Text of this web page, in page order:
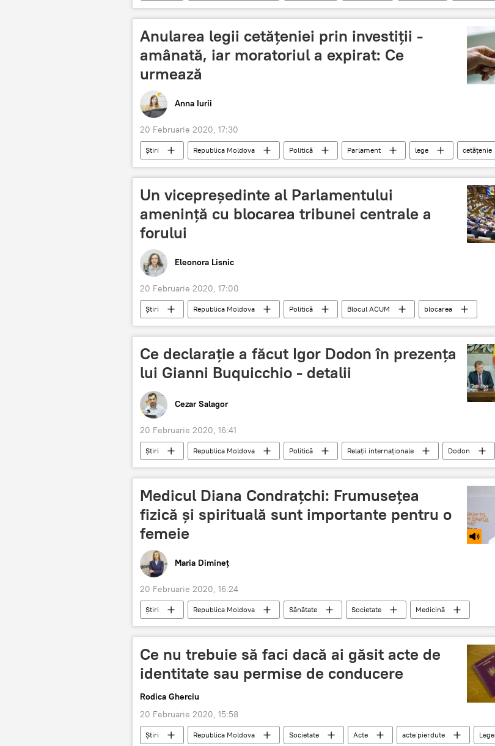
Anularea legii cetățeniei prin investiții -
amânată, iar moratoriul a expirat: Ce
urmează
Anna Iurii
20 Februarie 2020, 17:30
Știri Republica Moldova Politică Parlament lege
cetățenie
investiții
Un vicepreședinte al Parlamentului
amenință cu blocarea tribunei centrale a
forului
Eleonora Lisnic
20 Februarie 2020, 17:00
Știri Republica Moldova Politică Blocul ACUM
blocarea
Aureliu Ciocoi
Ce declarație a făcut Igor Dodon în prezența
lui Gianni Buquicchio - detalii
Cezar Salagor
20 Februarie 2020, 16:41
Știri Republica Moldova Politică Relații internaționale
Dodon
Curtea Constitutionala
Medicul Diana Condrațchi: Frumusețea
fizică și spirituală sunt importante pentru o
femeie
Maria Dimineț
20 Februarie 2020, 16:24
Știri Republica Moldova Sănătate Societate
Medicină
Podcasturi
Podcasturi Frumusețe femeie
Ce nu trebuie să faci dacă ai găsit acte de
identitate sau permise de conducere
Rodica Gherciu
20 Februarie 2020, 15:58
Știri Republica Moldova Societate Acte acte pierdute Lege